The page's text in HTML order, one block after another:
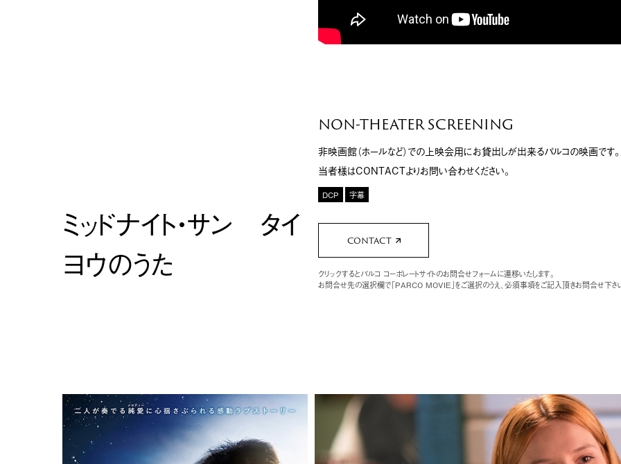
ミッドナイト・サン タイ
ヨウのうた
NON-THEATER SCREENING
非映画館（ホールなど）での上映会用にお貸出しが出来るパルコの映画です
当者様はCONTACTよりお問い合わせください。
DCP 字幕
CONTACT
クリックするとパルコ コーポレートサイトのお問合せフォームに遷移いたします。
お問合せ先の選択欄で「PARCO MOVIE」をご選択のうえ、必須事項をご記入頂きお問合せ下さ